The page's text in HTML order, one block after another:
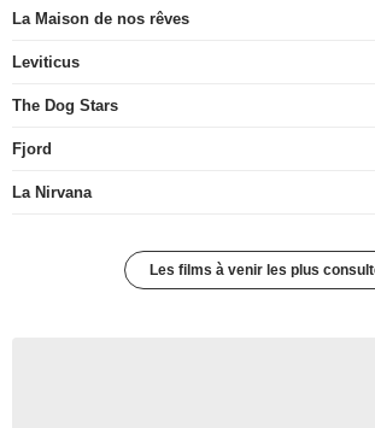
La Maison de nos rêves
Leviticus
The Dog Stars
Fjord
La Nirvana
Les films à venir les plus